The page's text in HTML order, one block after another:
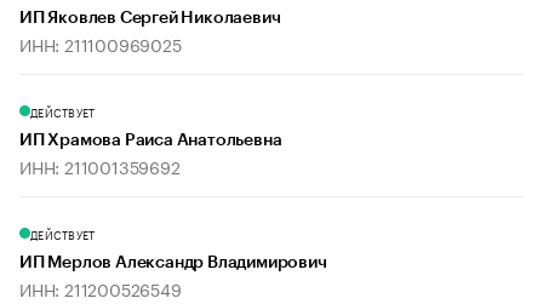
ИП Яковлев Сергей Николаевич
ИНН: 211100969025
ДЕЙСТВУЕТ
ИП Храмова Раиса Анатольевна
ИНН: 211001359692
ДЕЙСТВУЕТ
ИП Мерлов Александр Владимирович
ИНН: 211200526549